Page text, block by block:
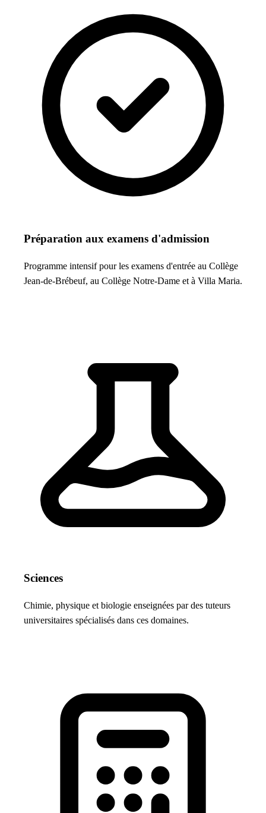
Préparation aux examens d'admission
Programme intensif pour les examens d'entrée au Collège
Jean-de-Brébeuf, au Collège Notre-Dame et à Villa Maria.
Sciences
Chimie, physique et biologie enseignées par des tuteurs
universitaires spécialisés dans ces domaines.